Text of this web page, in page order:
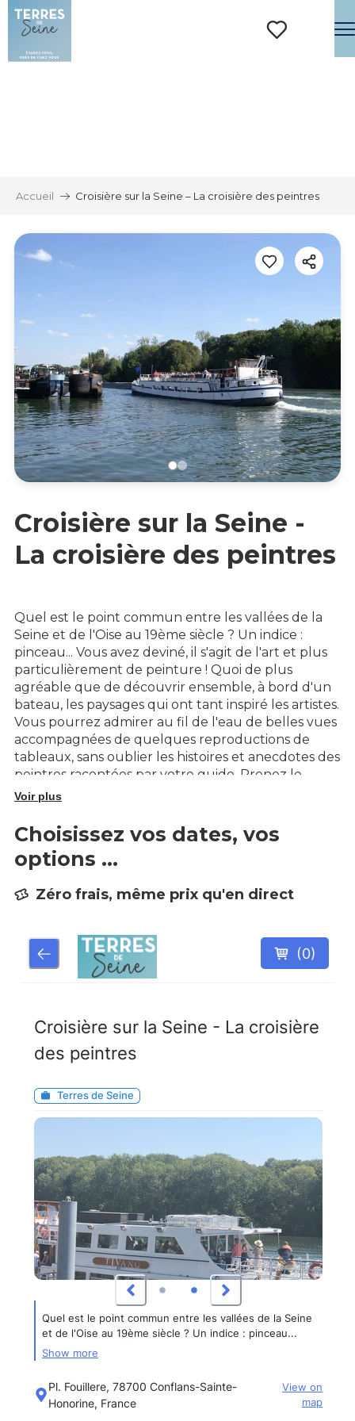
Aller
contenu
principal
Voir les favoris
Accueil Croisière sur la Seine – La croisière des peintres